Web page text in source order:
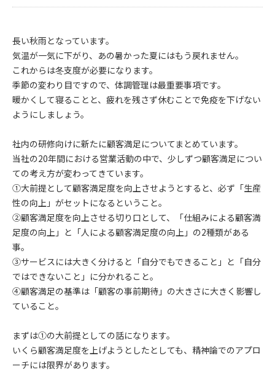
長い秋雨となっています。
気温が一気に下がり、あの暑かった夏にはもう戻れません。
これからは冬支度が必要になります。
季節の変わり目ですので、体調管理は最重要事項です。
暖かくして寝ることと、疲れを残さず休むことで免疫を下げない
ようにしましょう。
社内の研修向けに新たに顧客満足についてまとめています。
当社の20年間における営業活動の中で、少しずつ顧客満足につい
ての考え方が変わってきています。
①大前提として顧客満足度を向上させようとすると、必ず「生産
性の向上」がセットになるということ。
②顧客満足度を向上させる切り口として、「仕組みによる顧客満
足度の向上」と「人による顧客満足度の向上」の2種類がある
事。
③サービスには大きく分けると「自分でもできること」と「自分
ではできないこと」に分かれること。
④顧客満足の基準は「顧客の事前期待」の大きさに大きく影響し
ていること。
まずは①の大前提としての話になります。
いくら顧客満足度を上げようとしたとしても、精神論でのアプロ
ーチには限界があります。